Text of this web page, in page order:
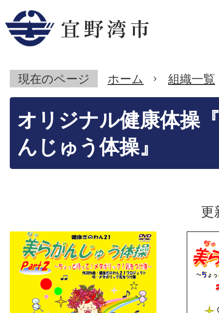
現在のページ ホーム 組織一覧
オリジナル健康体操
んじゅう体操』
更